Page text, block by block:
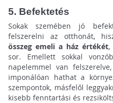
5. Befektetés
Sokak szemében jó
felszerelni az otthonát,
összeg emeli a ház értékét,
sor. Emellett sokkal
napelemmel van
imponálóan hathat a
szempontok, másfelől
kisebb fenntartási és